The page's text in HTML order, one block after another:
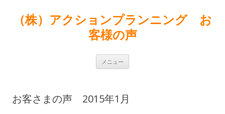
（株）アクションプランニング お
客様の声
メニュー
お客さまの声 2015年1月